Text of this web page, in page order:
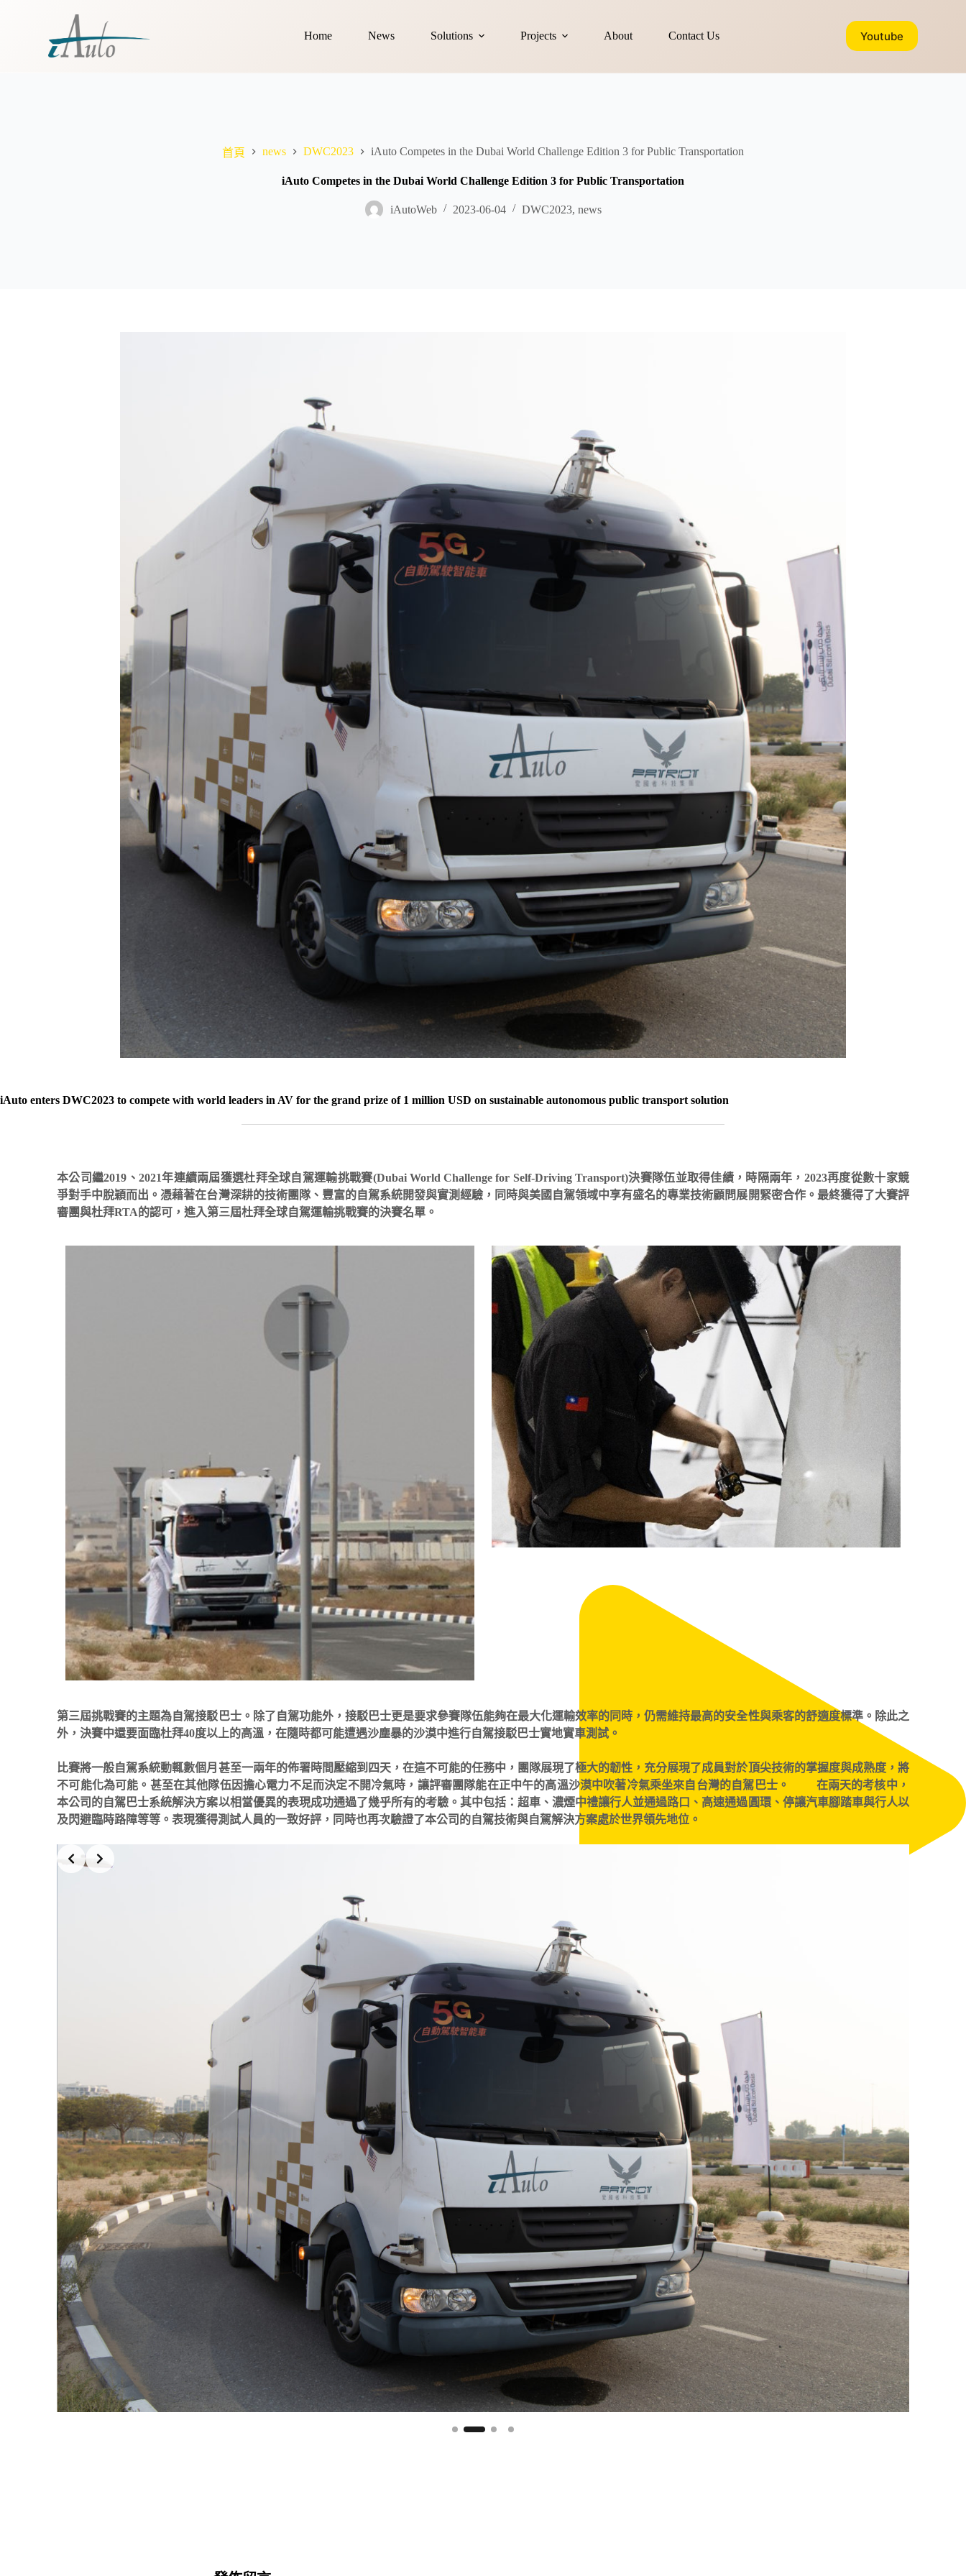
Home News Solutions Projects About Contact Us Youtube
首頁 news DWC2023 iAuto Competes in the Dubai World Challenge Edition 3 for Public Transportation
iAuto Competes in the Dubai World Challenge Edition 3 for Public Transportation
iAutoWeb 2023-06-04 DWC2023, news
iAuto enters DWC2023 to compete with world leaders in AV for the grand prize of 1 million USD on sustainable autonomous public transport solution
本公司繼2019、2021年連續兩屆獲選杜拜全球自駕運輸挑戰賽(Dubai World Challenge for Self-Driving Transport)決賽隊伍並取得佳績，時隔兩年，2023再度從數十家競
爭對手中脫穎而出。憑藉著在台灣深耕的技術團隊、豐富的自駕系統開發與實測經驗，同時與美國自駕領域中享有盛名的專業技術顧問展開緊密合作。最終獲得了大賽評
審團與杜拜RTA的認可，進入第三屆杜拜全球自駕運輸挑戰賽的決賽名單。
第三屆挑戰賽的主題為自駕接駁巴士。除了自駕功能外，接駁巴士更是要求參賽隊伍能夠在最大化運輸效率的同時，仍需維持最高的安全性與乘客的舒適度標準。除此之
外，決賽中還要面臨杜拜40度以上的高溫，在隨時都可能遭遇沙塵暴的沙漠中進行自駕接駁巴士實地實車測試。
比賽將一般自駕系統動輒數個月甚至一兩年的佈署時間壓縮到四天，在這不可能的任務中，團隊展現了極大的韌性，充分展現了成員對於頂尖技術的掌握度與成熟度，將
不可能化為可能。甚至在其他隊伍因擔心電力不足而決定不開冷氣時，讓評審團隊能在正中午的高溫沙漠中吹著冷氣乘坐來自台灣的自駕巴士。 在兩天的考核中，
本公司的自駕巴士系統解決方案以相當優異的表現成功通過了幾乎所有的考驗。其中包括：超車、濃煙中禮讓行人並通過路口、高速通過圓環、停讓汽車腳踏車與行人以
及閃避臨時路障等等。表現獲得測試人員的一致好評，同時也再次驗證了本公司的自駕技術與自駕解決方案處於世界領先地位。